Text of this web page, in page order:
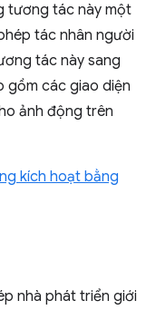
tương tác này một
tác nhân người
tác này sang
gồm các giao diện
ảnh động trên
kích hoạt bằng
nhà phát triển giới